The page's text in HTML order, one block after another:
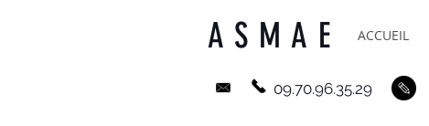
ASMAE ACCUEIL
09.70.96.35.29